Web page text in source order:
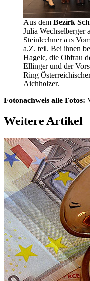
Aus dem Bezirk
Julia Wechselberger
Steinlechner aus
a.Z. teil. Bei ihnen
Hagele, die Obfrau
Ellinger und der
Ring
Aichholzer.
Fotonachweis alle Fotos:
Weitere Artikel